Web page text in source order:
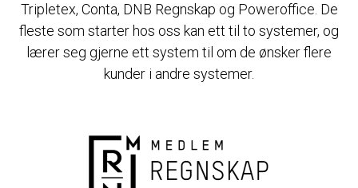
Tripletex, Conta, DNB Regnskap og Poweroffice. De
fleste som starter hos oss kan ett til to systemer, og
lærer seg gjerne ett system til om de ønsker flere
kunder i andre systemer.